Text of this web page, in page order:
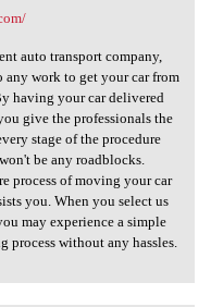
auto transport company,
any work to get your car from
having your car delivered
give the professionals the
stage of the procedure
be any roadblocks.
process of moving your car
you. When you select us
may experience a simple
process without any hassles.